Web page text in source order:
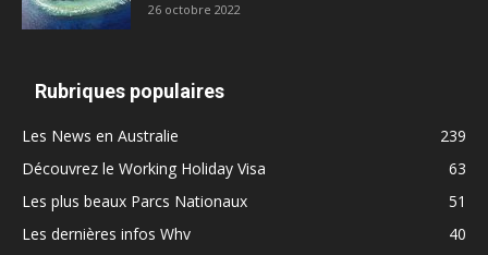
26 octobre 2022
Rubriques populaires
Les News en Australie
239
Découvrez le Working Holiday Visa
63
Les plus beaux Parcs Nationaux
51
Les dernières infos Whv
40